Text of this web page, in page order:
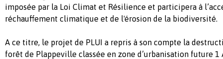
imposée par la Loi Climat et Résilience et participera à
réchauffement climatique et de l'érosion de la biodiversité.
A ce titre, le projet de PLUI a repris à son compte la
forêt de Plappeville classée en zone d’urbanisation future 1